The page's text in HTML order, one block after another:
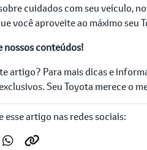
cuidados com seu veículo,
você aproveite ao máximo seu
nossos conteúdos!
artigo? Para mais dicas e
Seu Toyota merece o
esse artigo nas redes sociais: